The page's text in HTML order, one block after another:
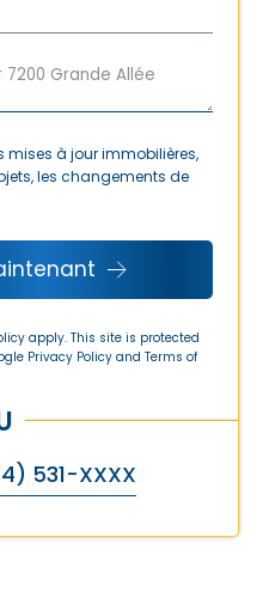
mises à jour immobilières,
les changements de
apply. This site is protected
Privacy Policy and Terms of
531-XXXX